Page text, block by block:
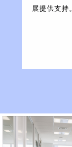
展提供支持。